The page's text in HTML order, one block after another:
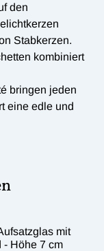
den
Stabkerzen.
kombiniert
bringen jeden
eine edle und
mit
- Höhe 7 cm